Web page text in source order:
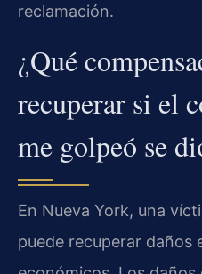
reclamación.
¿Qué
recuperar si el
me golpeó se
En Nueva York, una
puede recuperar daños